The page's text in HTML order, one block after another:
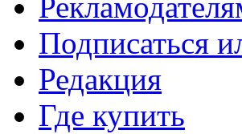
Подписаться
Редакция
Где купить